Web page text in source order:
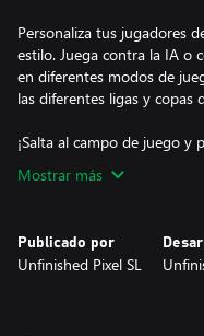
Personaliza tus jugadores
estilo. Juega contra la IA o
en diferentes modos de
las diferentes ligas y copas
¡Salta al campo de juego y
Mostrar más
Publicado por
Unfinished Pixel SL